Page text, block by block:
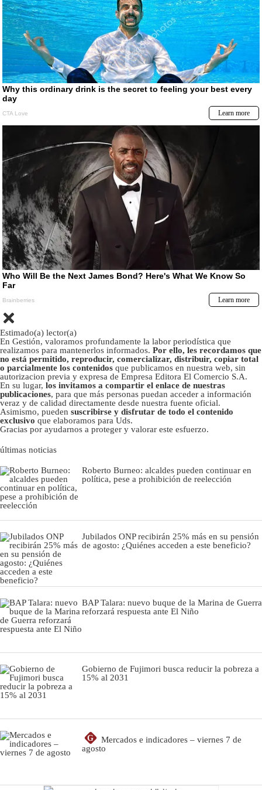
Estimado(a) lector(a)
En Gestión, valoramos profundamente la labor periodística que
realizamos para mantenerlos informados. Por ello, les recordamos que
no está permitido, reproducir, comercializar, distribuir, copiar total
o parcialmente los contenidos que publicamos en nuestra web, sin
autorizacion previa y expresa de Empresa Editora El Comercio S.A.
En su lugar, los invitamos a compartir el enlace de nuestras
publicaciones, para que más personas puedan acceder a información
veraz y de calidad directamente desde nuestra fuente oficial.
Asimismo, pueden suscribirse y disfrutar de todo el contenido
exclusivo que elaboramos para Uds.
Gracias por ayudarnos a proteger y valorar este esfuerzo.
últimas noticias
Roberto Burneo: alcaldes pueden continuar en
política, pese a prohibición de reelección
Jubilados ONP recibirán 25% más en su pensión
de agosto: ¿Quiénes acceden a este beneficio?
BAP Talara: nuevo buque de la Marina de Guerra
reforzará respuesta ante El Niño
Gobierno de Fujimori busca reducir la pobreza a
15% al 2031
G
Mercados e indicadores – viernes 7 de
agosto